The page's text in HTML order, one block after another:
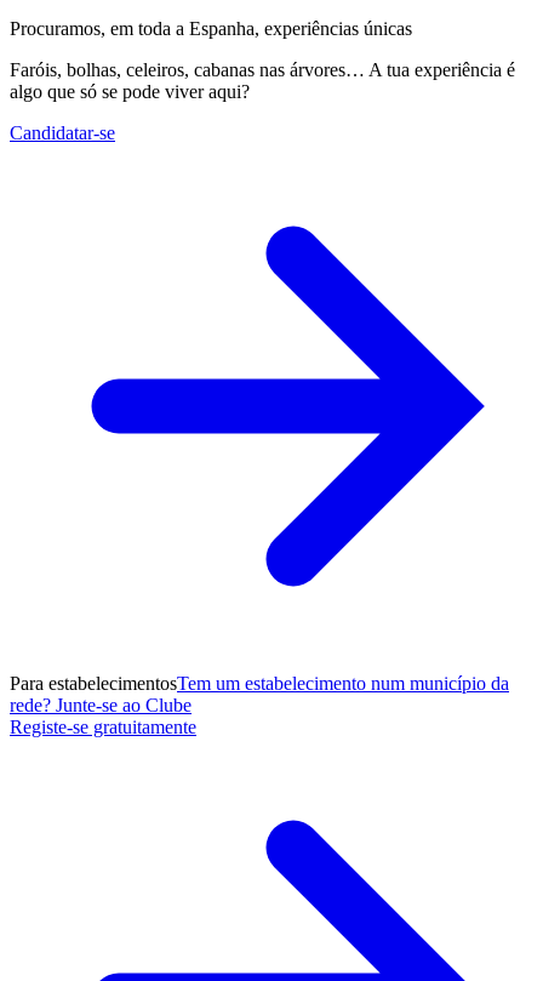
Procuramos, em toda a Espanha, experiências únicas
Faróis, bolhas, celeiros, cabanas nas árvores… A tua experiência é
algo que só se pode viver aqui?
Candidatar-se
Para estabelecimentosTem um estabelecimento num município da
rede? Junte-se ao Clube
Registe-se gratuitamente